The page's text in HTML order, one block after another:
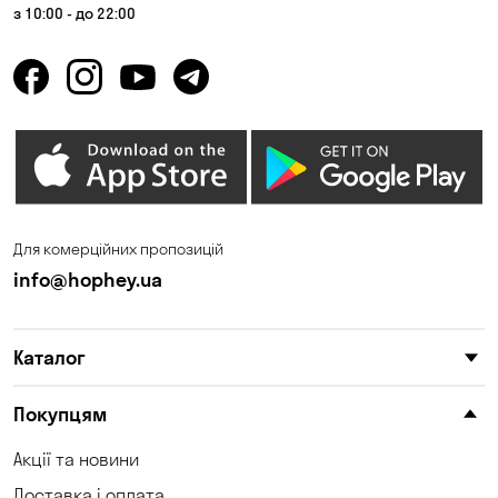
з 10:00 - до 22:00
Для комерційних пропозицій
info@hophey.ua
Каталог
Покупцям
Акції та новини